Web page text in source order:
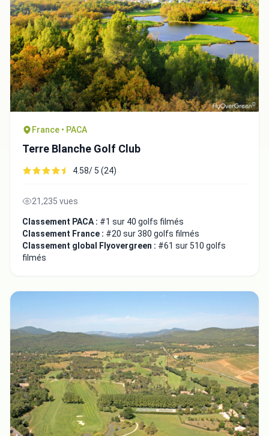
France • PACA
Terre Blanche Golf Club
4.58/ 5 (24)
21,235 vues
Classement PACA : #1 sur 40 golfs filmés
Classement France : #20 sur 380 golfs filmés
Classement global Flyovergreen : #61 sur 510 golfs
filmés
Fermer